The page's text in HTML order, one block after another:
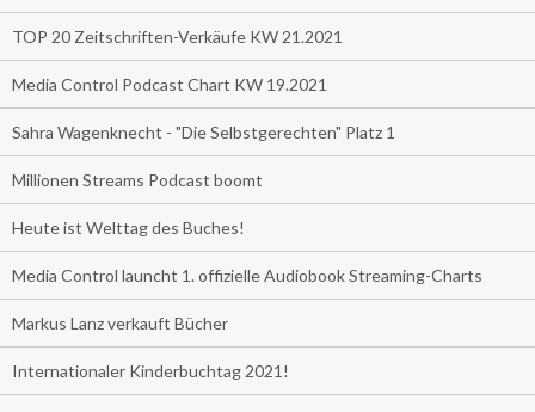
TOP 20 Zeitschriften-Verkäufe KW 21.2021
Media Control Podcast Chart KW 19.2021
Sahra Wagenknecht - "Die Selbstgerechten" Platz 1
Millionen Streams Podcast boomt
Heute ist Welttag des Buches!
Media Control launcht 1. offizielle Audiobook Streaming-Charts
Markus Lanz verkauft Bücher
Internationaler Kinderbuchtag 2021!